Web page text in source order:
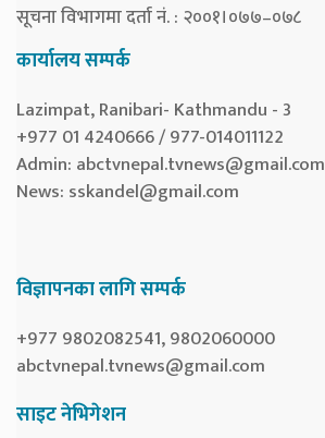
सूचना विभागमा दर्ता नं. : २००१।०७७–०७८
कार्यालय सम्पर्क
Lazimpat, Ranibari- Kathmandu - 3
+977 01 4240666 / 977-014011122
Admin: abctvnepal.tvnews@gmail.com
News: sskandel@gmail.com
विज्ञापनका लागि सम्पर्क
+977 9802082541, 9802060000
abctvnepal.tvnews@gmail.com
साइट नेभिगेशन